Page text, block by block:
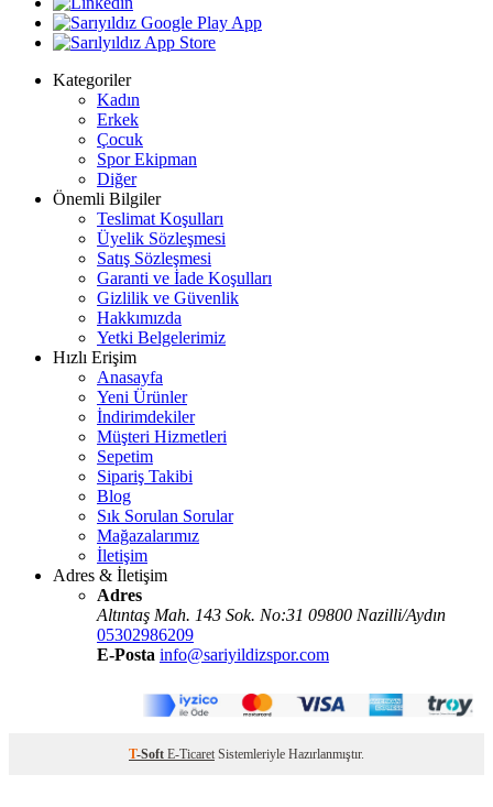
Kategoriler
Kadın
Erkek
Çocuk
Spor Ekipman
Diğer
Önemli Bilgiler
Teslimat Koşulları
Üyelik Sözleşmesi
Satış Sözleşmesi
Garanti ve İade Koşulları
Gizlilik ve Güvenlik
Hakkımızda
Yetki Belgelerimiz
Hızlı Erişim
Anasayfa
Yeni Ürünler
İndirimdekiler
Müşteri Hizmetleri
Sepetim
Sipariş Takibi
Blog
Sık Sorulan Sorular
Mağazalarımız
İletişim
Adres & İletişim
Adres
Altıntaş Mah. 143 Sok. No:31 09800 Nazilli/Aydın
05302986209
E-Posta info@sariyildizspor.com
T-Soft E-Ticaret Sistemleriyle Hazırlanmıştır.